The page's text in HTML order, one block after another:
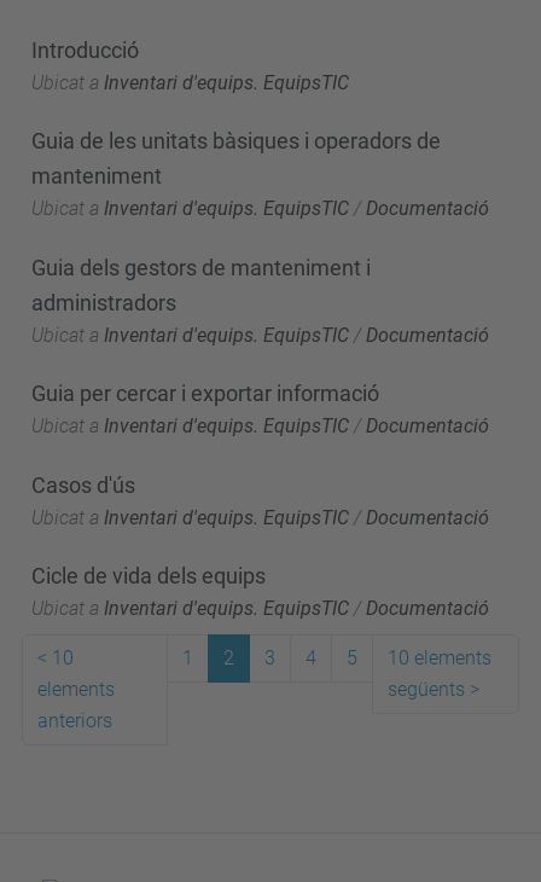
Introducció
Ubicat a Inventari d'equips. EquipsTIC
Guia de les unitats bàsiques i operadors de
manteniment
Ubicat a Inventari d'equips. EquipsTIC /Documentació
Guia dels gestors de manteniment i
administradors
Ubicat a Inventari d'equips. EquipsTIC / Documentació
Guia per cercar i exportar informació
Ubicat a Inventari d'equips. EquipsTIC /Documentació
Casos d'ús
Ubicat a Inventari d'equips. EquipsTIC / Documentació
Cicle de vida dels equips
Ubicat a Inventari d'equips. EquipsTIC /Documentació
< 10
elements
anteriors
1 2 3 4 5
10 elements
següents >